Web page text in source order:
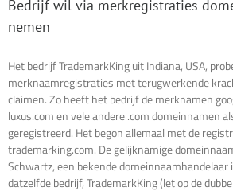
Bedrijf wil via merkregistraties
nemen
Het bedrijf TrademarkKing uit Indiana, USA,
merknaamregistraties met terugwerkende
claimen. Zo heeft het bedrijf de merknamen
luxus.com en vele andere .com domeinnamen
geregistreerd. Het begon allemaal met de
trademarking.com. De gelijknamige
Schwartz, een bekende domeinnaamhandelaar
datzelfde bedrijf, TrademarkKing (let op de